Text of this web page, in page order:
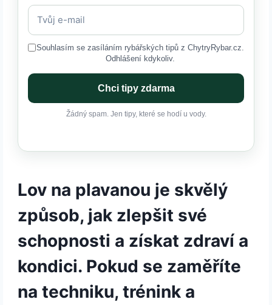
Souhlasím se zasíláním rybářských tipů z ChytryRybar.cz.
Odhlášení kdykoliv.
Chci tipy zdarma
Žádný spam. Jen tipy, které se hodí u vody.
Lov na plavanou je skvělý
způsob, jak zlepšit své
schopnosti a získat zdraví a
kondici. Pokud se zaměříte
na techniku, trénink a